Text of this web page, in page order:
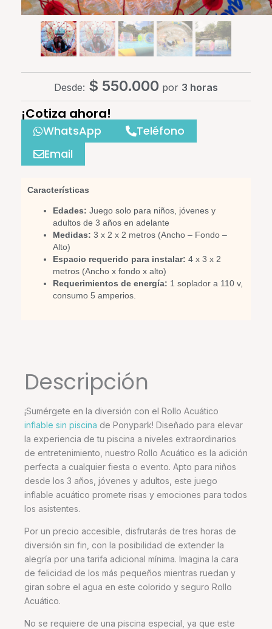
Características
Edades: Juego solo para niños, jóvenes y
adultos de 3 años en adelante
Medidas: 3 x 2 x 2 metros (Ancho – Fondo –
Alto)
Espacio requerido para instalar: 4 x 3 x 2
metros (Ancho x fondo x alto)
Requerimientos de energía: 1 soplador a 110 v,
consumo 5 amperios.
Desde: $ 550.000 por 3 horas
¡Cotiza ahora!
WhatsApp
Teléfono
Email
Descripción
¡Sumérgete en la diversión con el Rollo Acuático
inflable sin piscina de Ponypark! Diseñado para elevar
la experiencia de tu piscina a niveles extraordinarios
de entretenimiento, nuestro Rollo Acuático es la adición
perfecta a cualquier fiesta o evento. Apto para niños
desde los 3 años, jóvenes y adultos, este juego
inflable acuático promete risas y emociones para todos
los asistentes.
Por un precio accesible, disfrutarás de tres horas de
diversión sin fin, con la posibilidad de extender la
alegría por una tarifa adicional mínima. Imagina la cara
de felicidad de los más pequeños mientras ruedan y
giran sobre el agua en este colorido y seguro Rollo
Acuático.
No se requiere de una piscina especial, ya que este